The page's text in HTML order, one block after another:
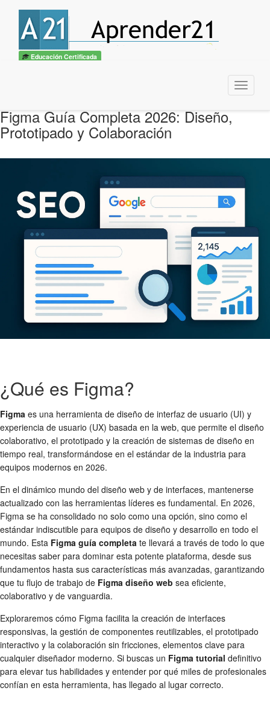
Educación Certificada
Menu
Figma Guía Completa 2026: Diseño,
Prototipado y Colaboración
¿Qué es Figma?
Figma es una herramienta de diseño de interfaz de usuario (UI) y
experiencia de usuario (UX) basada en la web, que permite el diseño
colaborativo, el prototipado y la creación de sistemas de diseño en
tiempo real, transformándose en el estándar de la industria para
equipos modernos en 2026.
En el dinámico mundo del diseño web y de interfaces, mantenerse
actualizado con las herramientas líderes es fundamental. En 2026,
Figma se ha consolidado no solo como una opción, sino como el
estándar indiscutible para equipos de diseño y desarrollo en todo el
mundo. Esta Figma guía completa te llevará a través de todo lo que
necesitas saber para dominar esta potente plataforma, desde sus
fundamentos hasta sus características más avanzadas, garantizando
que tu flujo de trabajo de Figma diseño web sea eficiente,
colaborativo y de vanguardia.
Exploraremos cómo Figma facilita la creación de interfaces
responsivas, la gestión de componentes reutilizables, el prototipado
interactivo y la colaboración sin fricciones, elementos clave para
cualquier diseñador moderno. Si buscas un Figma tutorial definitivo
para elevar tus habilidades y entender por qué miles de profesionales
confían en esta herramienta, has llegado al lugar correcto.